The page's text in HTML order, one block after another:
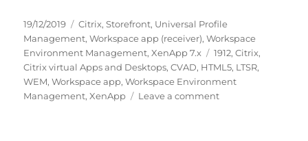
Posted
on
19/12/2019 Categories
Citrix,Storefront, Universal Profile
Management,Workspace app (receiver),Workspace
Environment Management,XenApp 7.x Tags
1912,Citrix,
Citrix virtual Apps and Desktops,CVAD, HTML5, LTSR,
WEM,Workspace app,Workspace Environment
Management,XenApp Leave a commenton